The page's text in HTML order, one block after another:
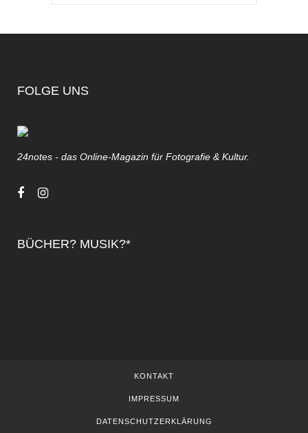
FOLGE UNS
24notes - das Online-Magazin für Fotografie & Kultur.
BÜCHER? MUSIK?*
KONTAKT
IMPRESSUM
DATENSCHUTZERKLÄRUNG